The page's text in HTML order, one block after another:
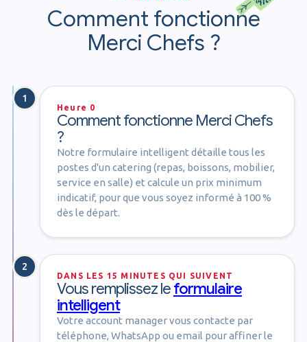
Comment fonctionne
Merci Chefs ?
1
Heure 0
Comment fonctionne Merci Chefs
?
Notre formulaire intelligent détaille tous les
postes d'un catering (repas, boissons, mobilier,
service en salle) et calcule un prix minimum
indicatif, pour que vous soyez informé à 100 %
dès le départ.
2
DANS LES 15 MINUTES QUI SUIVENT
Vous remplissez leformulaire
intelligent
Votre account manager vous contacte par
téléphone, WhatsApp ou email pour affiner le